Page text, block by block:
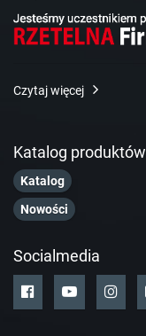
Czytaj więcej
Katalog produktów
Katalog
Nowości
Socialmedia